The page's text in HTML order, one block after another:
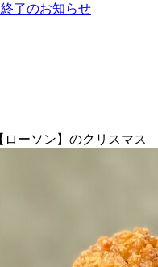
終了のお知らせ
ローソン】のクリスマス